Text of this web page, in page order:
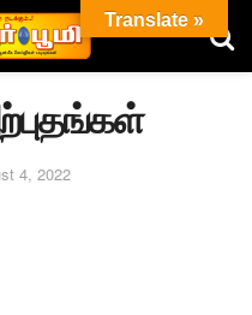
4, 2022
Translate »